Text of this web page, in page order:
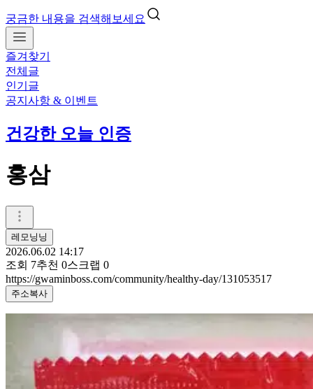
궁금한 내용을 검색해보세요
즐겨찾기
전체글
인기글
공지사항 & 이벤트
건강한 오늘 인증
홍삼
레모닝닝
2026.06.02 14:17
조회 7추천 0스크랩 0
https://gwaminboss.com/community/healthy-day/131053517
주소복사